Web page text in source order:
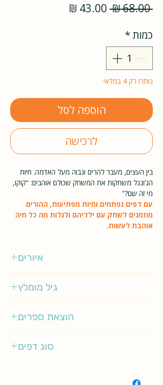
‏68.00 ‏₪
מחיר
כמות*
נותרו רק 4 במלאי
הוספה לסל
לרכישה
בין העצים, מעבר להרים וגבוה מעל האדמה. חיות
הג’ונגל משחקות את המשחק שכולם אוהבים: “קוקו,
מי זה שם?”
עם דפים נפתחים וחיות מפתיעות, ההורים
מוזמנים לשחק עם ילדיהם ולגלות מה כל חיה
אוהבת לעשות.
איורים
גיל מומלץ
הוצאת ספרים
סוג דפים